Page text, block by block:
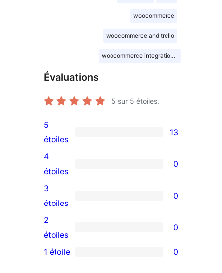
woocommerce
woocommerce and trello
woocommerce integration with Trello
Évaluations
5 sur 5 étoiles.
13
avis
à
5
étoiles
5
étoiles
13
0
avis
à
4
étoile
4
étoiles
0
0
avis
à
3
3
étoiles
0
0
avis
2
étoiles
0
1 étoile 0